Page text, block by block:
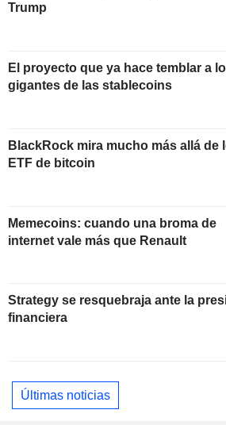
Trump
El proyecto que ya hace temblar a
gigantes de las stablecoins
BlackRock mira mucho más allá de
ETF de bitcoin
Memecoins: cuando una broma de
internet vale más que Renault
Strategy se resquebraja ante la
financiera
Últimas noticias